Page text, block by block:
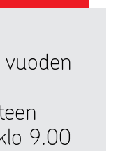
9.00